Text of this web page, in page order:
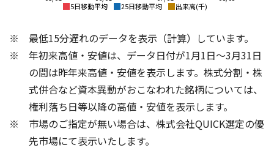
5日移動平均 25日移動平均 出来高(千)
500
700
900
1,000
1,100
800
0
2,000
3,000
4,000
6
最低15分遅れのデータを表示（計算）しています。
年初来高値・安値は、データ日付が1月1日～3月31日
の間は昨年来高値・安値を表示します。株式分割・株
式併合など資本異動がおこなわれた銘柄については、
権利落ち日等以降の高値・安値を表示します。
市場のご指定が無い場合は、株式会社QUICK選定の優
先市場にて表示いたします。